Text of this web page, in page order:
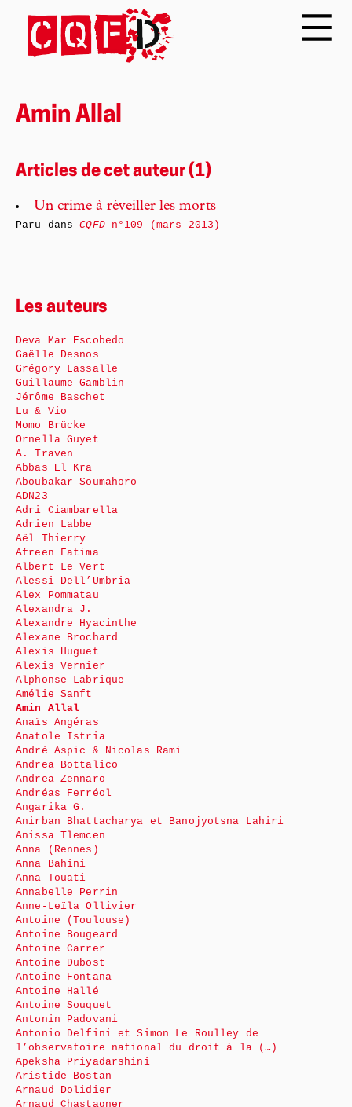
Amin Allal
Articles de cet auteur (1)
Un crime à réveiller les morts
Paru dansCQFDn°109 (mars 2013)
Les auteurs
Deva Mar Escobedo
Gaëlle Desnos
Grégory Lassalle
Guillaume Gamblin
Jérôme Baschet
Lu & Vio
Momo Brücke
Ornella Guyet
A. Traven
Abbas El Kra
Aboubakar Soumahoro
ADN23
Adri Ciambarella
Adrien Labbe
Aël Thierry
Afreen Fatima
Albert Le Vert
Alessi Dell’Umbria
Alex Pommatau
Alexandra J.
Alexandre Hyacinthe
Alexane Brochard
Alexis Huguet
Alexis Vernier
Alphonse Labrique
Amélie Sanft
Amin Allal
Anaïs Angéras
Anatole Istria
André Aspic & Nicolas Rami
Andrea Bottalico
Andrea Zennaro
Andréas Ferréol
Angarika G.
Anirban Bhattacharya et Banojyotsna Lahiri
Anissa Tlemcen
Anna (Rennes)
Anna Bahini
Anna Touati
Annabelle Perrin
Anne-Leïla Ollivier
Antoine (Toulouse)
Antoine Bougeard
Antoine Carrer
Antoine Dubost
Antoine Fontana
Antoine Hallé
Antoine Souquet
Antonin Padovani
Antonio Delfini et Simon Le Roulley de
l’observatoire national du droit à la (…)
Apeksha Priyadarshini
Aristide Bostan
Arnaud Dolidier
Arnaud Chastagner